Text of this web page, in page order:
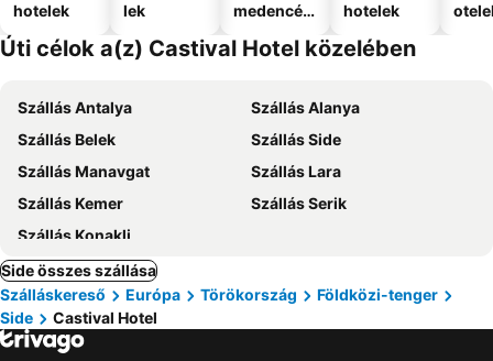
hotelek
lek
medencév
hotelek
Úti célok a(z) Castival Hotel közelében
Szállás Antalya
Szállás Alanya
Szállás Belek
Szállás Side
Szállás Manavgat
Szállás Lara
Szállás Kemer
Szállás Serik
Szállás Konakli
Side összes szállása
Szálláskereső
Európa Törökország
Földközi-tenger
Side
Castival Hotel